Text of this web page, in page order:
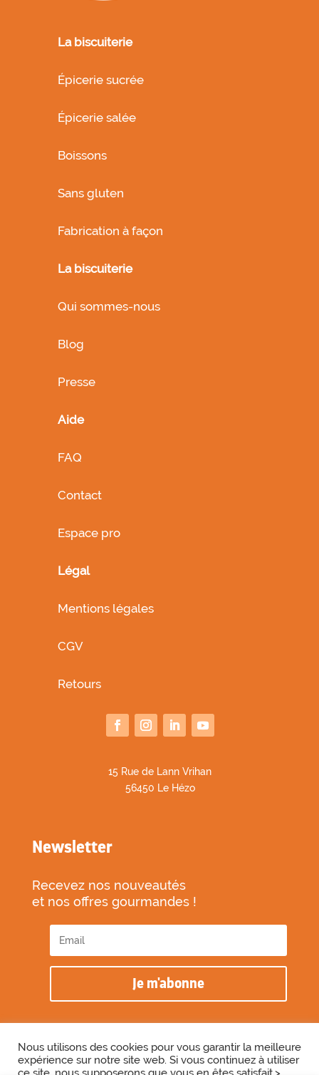
La biscuiterie
Épicerie sucrée
Épicerie salée
Boissons
Sans gluten
Fabrication à façon
La biscuiterie
Qui sommes-nous
Blog
Presse
Aide
FAQ
Contact
Espace pro
Légal
Mentions légales
CGV
Retours
15 Rue de Lann Vrihan
56450 Le Hézo
Newsletter
Recevez nos nouveautés
et nos offres gourmandes !
Je m'abonne
2026 © Biscuiterie des Vénètes
Nous utilisons des cookies pour vous garantir la meilleure
expérience sur notre site web. Si vous continuez à utiliser
ce site, nous supposerons que vous en êtes satisfait.>